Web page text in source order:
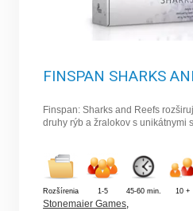
FINSPAN SHARKS
Finspan: Sharks and Reefs
druhy rýb a žralokov s unikátnymi
Rozšírenia 1-5 45-60 min. 10 +
Stonemaier Games,